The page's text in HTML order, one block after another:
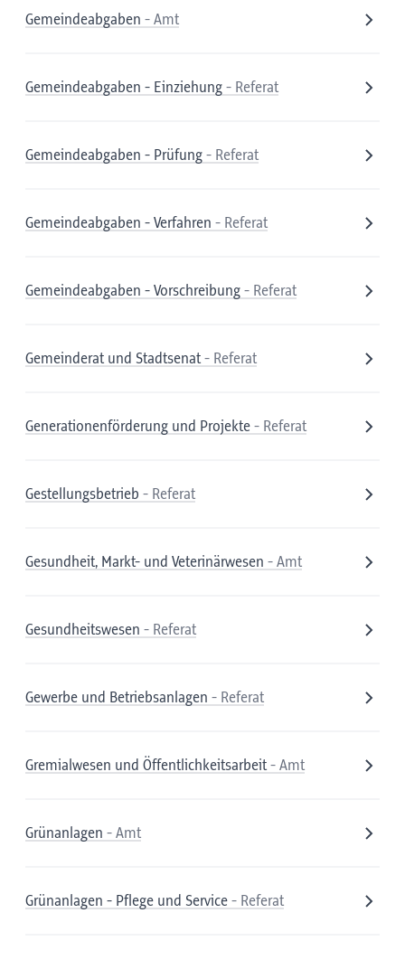
Gemeindeabgaben - Amt
Gemeindeabgaben - Einziehung - Referat
Gemeindeabgaben - Prüfung - Referat
Gemeindeabgaben - Verfahren - Referat
Gemeindeabgaben - Vorschreibung - Referat
Gemeinderat und Stadtsenat- Referat
Generationenförderung und Projekte - Referat
Gestellungsbetrieb - Referat
Gesundheit, Markt- und Veterinärwesen - Amt
Gesundheitswesen - Referat
Gewerbe und Betriebsanlagen - Referat
Gremialwesen und Öffentlichkeitsarbeit- Amt
Grünanlagen - Amt
Grünanlagen - Pflege und Service - Referat